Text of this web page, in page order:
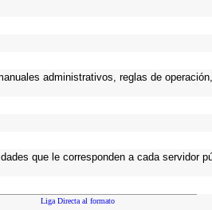
administrativos, reglas de
que le corresponden a cada servidor
Liga Directa al formato